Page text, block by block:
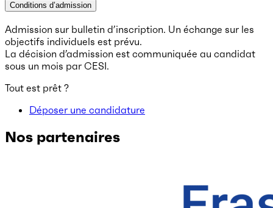
Conditions d’admission
Admission sur bulletin d’inscription. Un échange sur les
objectifs individuels est prévu.
La décision d’admission est communiquée au candidat
sous un mois par CESI.
Tout est prêt ?
Déposer une candidature
Nos partenaires